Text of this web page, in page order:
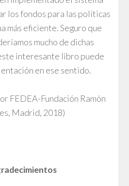
los fondos para las políticas
más eficiente. Seguro que
mucho de dichas
interesante libro puede
en ese sentido.
FEDEA-Fundación Ramón
Madrid, 2018)